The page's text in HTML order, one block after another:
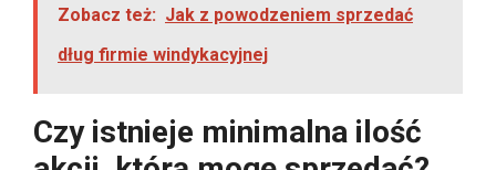
Zobacz też: Jak z powodzeniem sprzedać
dług firmie windykacyjnej
Czy istnieje minimalna ilość